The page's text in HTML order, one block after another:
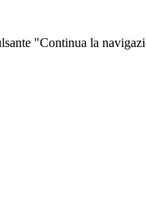
"Continua la